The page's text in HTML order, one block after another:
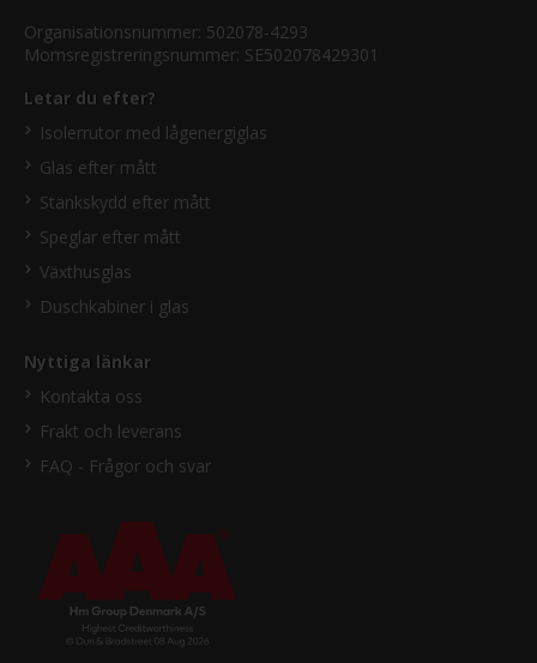
Organisationsnummer: 502078-4293
Momsregistreringsnummer: SE502078429301
Letar du efter?
Isolerrutor med lågenergiglas
Glas efter mått
Stänkskydd efter mått
Speglar efter mått
Växthusglas
Duschkabiner i glas
Nyttiga länkar
Kontakta oss
Frakt och leverans
FAQ - Frågor och svar